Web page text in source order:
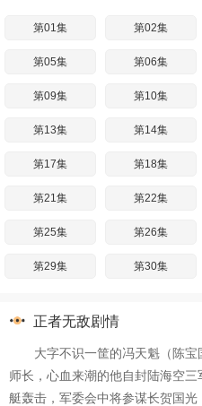
第01集 第02集
第05集 第06集
第09集 第10集
第13集 第14集
第17集 第18集
第21集 第22集
第25集 第26集
第29集 第30集
正者无敌剧情
大字不识一筐的冯天魁（陈宝
师长，心血来潮的他自封陆海空
艇轰击，军委会中将参谋长贺国